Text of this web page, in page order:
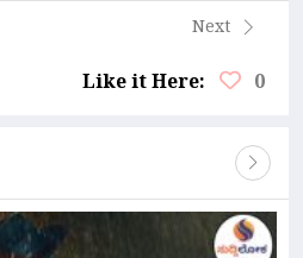
Next
Like it Here: 0